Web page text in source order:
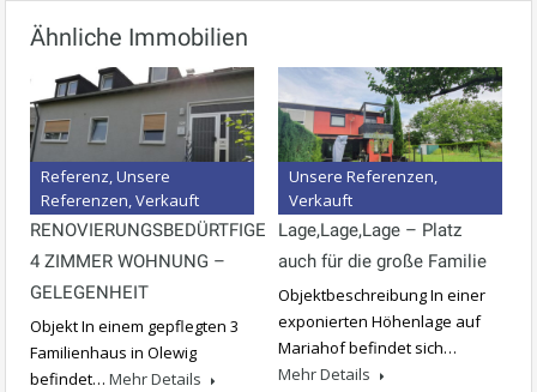
Ähnliche Immobilien
Referenz, Unsere
Referenzen, Verkauft
RENOVIERUNGSBEDÜRTFIGE
4 ZIMMER WOHNUNG –
GELEGENHEIT
Objekt In einem gepflegten 3
Familienhaus in Olewig
befindet… Mehr Details
Unsere Referenzen,
Verkauft
Lage,Lage,Lage – Platz
auch für die große Familie
Objektbeschreibung In einer
exponierten Höhenlage auf
Mariahof befindet sich…
Mehr Details